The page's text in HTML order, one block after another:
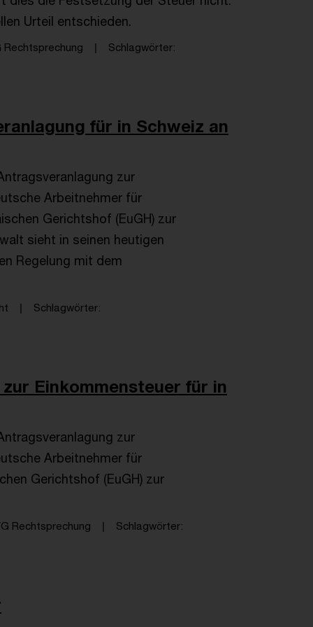
Urteil entschieden.
Rechtsprechung
Schlagwörter
für in Schweiz an
zur
Arbeitnehmer für
Gerichtshof (EuGH) zur
sieht in seinen heutigen
Regelung mit dem
Schlagwörter
Einkommensteuer für in
zur
Arbeitnehmer für
Gerichtshof (EuGH) zur
Rechtsprechung
Schlagwörter